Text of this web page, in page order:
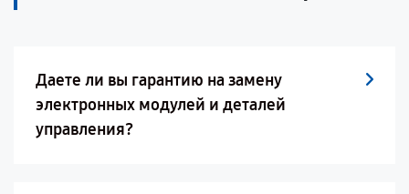
Даете ли вы гарантию на замену
электронных модулей и деталей
управления?